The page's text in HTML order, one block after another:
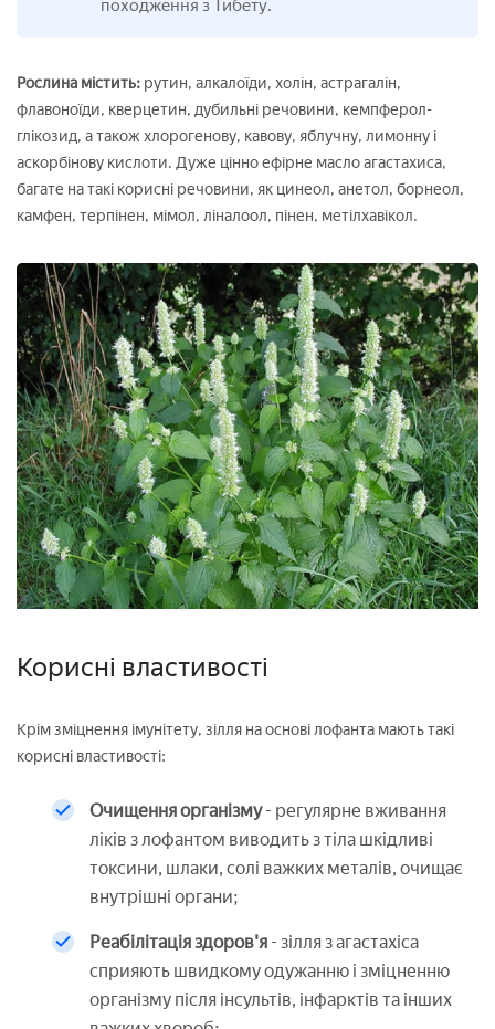
походження з Тибету.
Рослина містить: рутин, алкалоїди, холін, астрагалін,
флавоноїди, кверцетин, дубильні речовини, кемпферол-
глікозид, а також хлорогенову, кавову, яблучну, лимонну і
аскорбінову кислоти. Дуже цінно ефірне масло агастахиса,
багате на такі корисні речовини, як цинеол, анетол, борнеол,
камфен, терпінен, мімол, ліналоол, пінен, метілхавікол.
Корисні властивості
Крім зміцнення імунітету, зілля на основі лофанта мають такі
корисні властивості:
Очищення організму- регулярне вживання
ліків з лофантом виводить з тіла шкідливі
токсини, шлаки, солі важких металів, очищає
внутрішні органи;
Реабілітація здоров'я - зілля з агастахіса
сприяють швидкому одужанню і зміцненню
організму після інсультів, інфарктів та інших